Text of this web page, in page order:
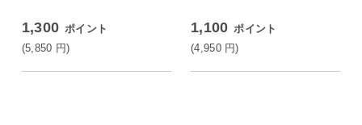
1,300 ポイント
(5,850 円)
1,100 ポイント
(4,950 円)